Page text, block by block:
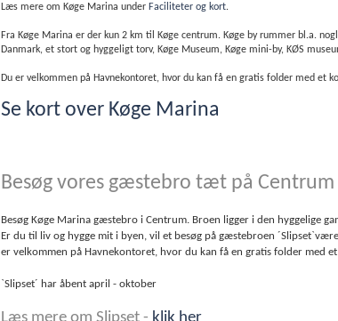
Læs mere om Køge Marina under Faciliteter og kort.
Fra Køge Marina er der kun 2 km til Køge centrum. Køge by rummer bl.a.
Danmark, et stort og hyggeligt torv, Køge Museum, Køge mini-by, KØS
Du er velkommen på Havnekontoret, hvor du kan få en gratis folder med et
Se kort over Køge Marina
Besøg vores gæstebro tæt på Centrum
Besøg Køge Marina gæstebro i Centrum. Broen ligger i den hyggelige
Er du til liv og hygge mit i byen, vil et besøg på gæstebroen
er velkommen på Havnekontoret, hvor du kan få en gratis folder med
`Slipset´ har åbent april - oktober